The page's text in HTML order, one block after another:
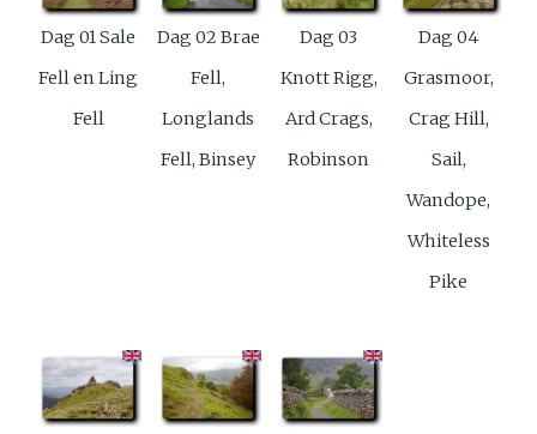
Dag 01 Sale
Fell en Ling
Fell
Dag 02 Brae
Fell,
Longlands
Fell, Binsey
Dag 03
Knott Rigg,
Ard Crags,
Robinson
Dag 04
Grasmoor,
Crag Hill,
Sail,
Wandope,
Whiteless
Pike